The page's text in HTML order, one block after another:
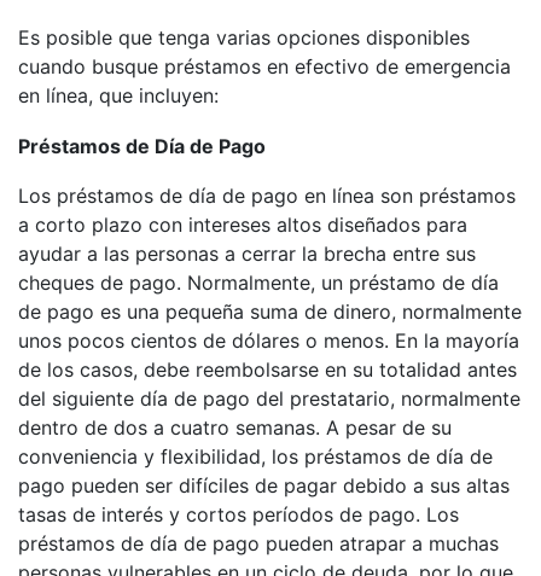
Es posible que tenga varias opciones disponibles
cuando busque préstamos en efectivo de emergencia
en línea, que incluyen:
Préstamos de Día de Pago
Los préstamos de día de pago en línea son préstamos
a corto plazo con intereses altos diseñados para
ayudar a las personas a cerrar la brecha entre sus
cheques de pago. Normalmente, un préstamo de día
de pago es una pequeña suma de dinero, normalmente
unos pocos cientos de dólares o menos. En la mayoría
de los casos, debe reembolsarse en su totalidad antes
del siguiente día de pago del prestatario, normalmente
dentro de dos a cuatro semanas. A pesar de su
conveniencia y flexibilidad, los préstamos de día de
pago pueden ser difíciles de pagar debido a sus altas
tasas de interés y cortos períodos de pago. Los
préstamos de día de pago pueden atrapar a muchas